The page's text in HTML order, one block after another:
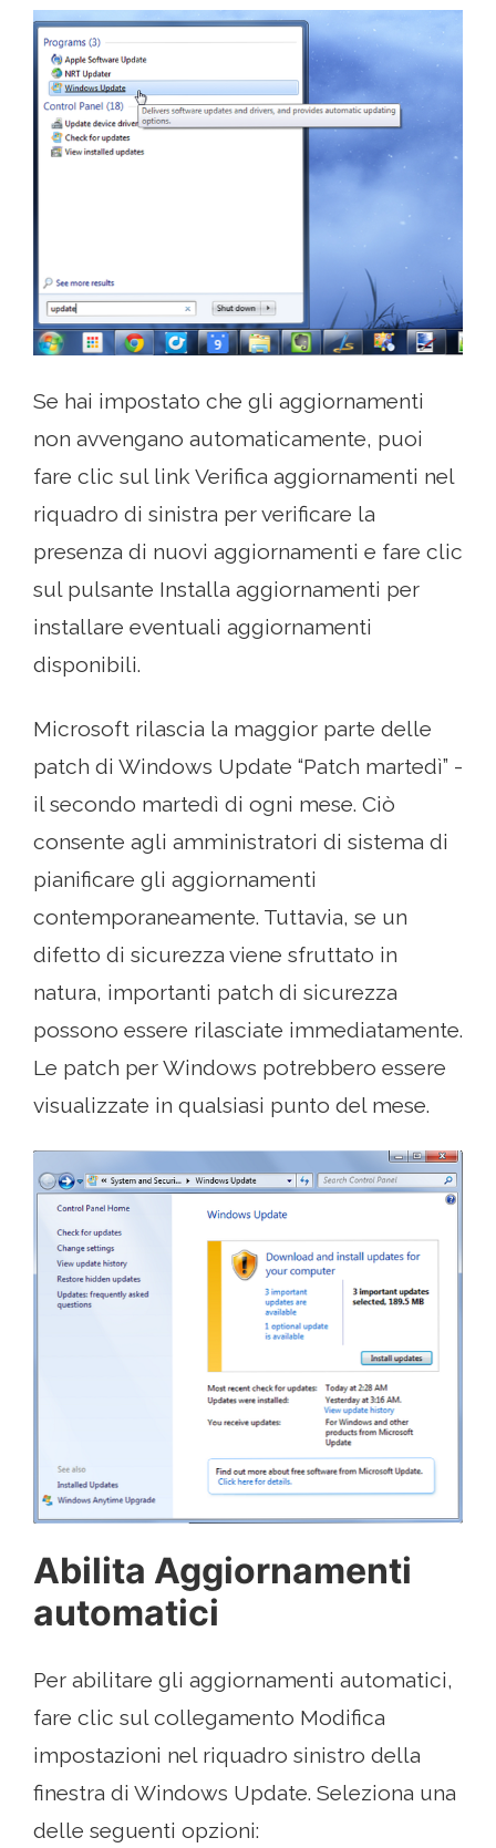
Se hai impostato che gli aggiornamenti
non avvengano automaticamente, puoi
fare clic sul link Verifica aggiornamenti nel
riquadro di sinistra per verificare la
presenza di nuovi aggiornamenti e fare clic
sul pulsante Installa aggiornamenti per
installare eventuali aggiornamenti
disponibili.
Microsoft rilascia la maggior parte delle
patch di Windows Update “Patch martedì” -
il secondo martedì di ogni mese. Ciò
consente agli amministratori di sistema di
pianificare gli aggiornamenti
contemporaneamente. Tuttavia, se un
difetto di sicurezza viene sfruttato in
natura, importanti patch di sicurezza
possono essere rilasciate immediatamente.
Le patch per Windows potrebbero essere
visualizzate in qualsiasi punto del mese.
Abilita Aggiornamenti
automatici
Per abilitare gli aggiornamenti automatici,
fare clic sul collegamento Modifica
impostazioni nel riquadro sinistro della
finestra di Windows Update. Seleziona una
delle seguenti opzioni: